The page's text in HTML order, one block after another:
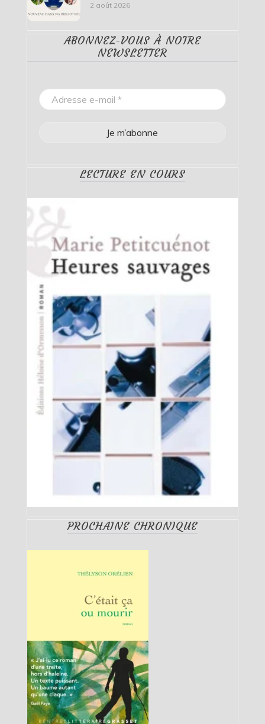
2 août 2026
ABONNEZ-VOUS À NOTRE
NEWSLETTER
LECTURE EN COURS
PROCHAINE CHRONIQUE